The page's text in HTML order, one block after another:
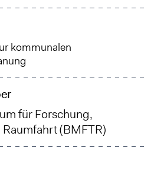
kommunalen
für Forschung,
(BMFTR)